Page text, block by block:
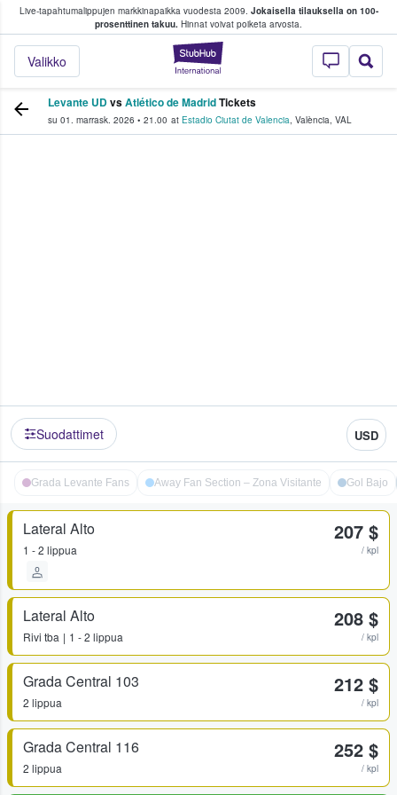
Live-tapahtumalippujen markkinapaikka vuodesta 2009. Jokaisella tilauksella on 100-
prosenttinen takuu. Hinnat voivat poiketa arvosta.
StubHub -
Valikko
fanit ostavat ja myyvät lippuja
Levante UDvsAtlético de MadridTickets
su 01. marrask. 2026 • 21.00 at Estadio Ciutat de Valencia, València, VAL
Suodattimet USD
Grada Levante Fans Away Fan Section – Zona Visitante Gol Bajo
Lateral Alto
1 - 2 lippua
207 $
/ kpl
Lateral Alto
Rivi tba 1 - 2 lippua
208 $
/ kpl
Grada Central 103
2 lippua
212 $
/ kpl
Grada Central 116
2 lippua
252 $
/ kpl